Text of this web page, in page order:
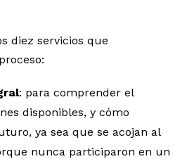
diez servicios que
: para comprender el
disponibles, y cómo
ya sea que se acojan al
nunca participaron en un